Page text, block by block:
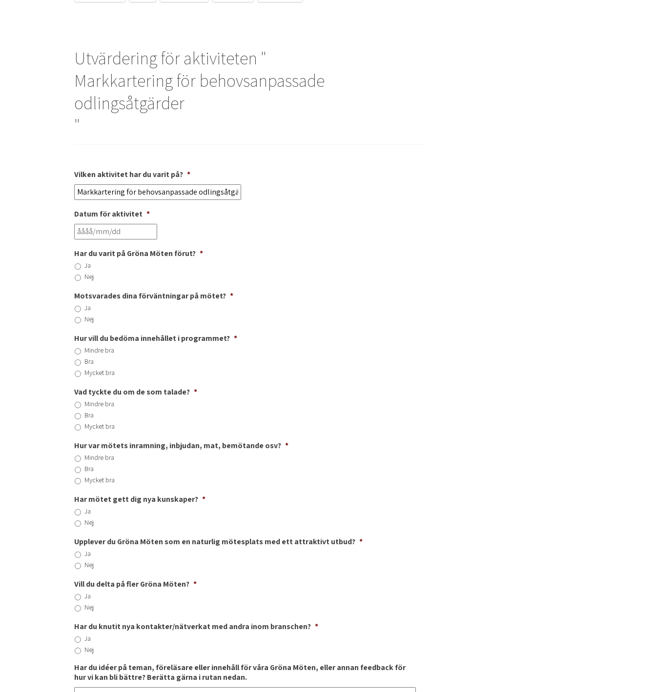
Utvärdering för aktiviteten "
Markkartering för behovsanpassade
odlingsåtgärder
"
Vilken aktivitet har du varit på? *
Datum för aktivitet *
Har du varit på Gröna Möten förut? *
Ja
Nej
Motsvarades dina förväntningar på mötet? *
Ja
Nej
Hur vill du bedöma innehållet i programmet? *
Mindre bra
Bra
Mycket bra
Vad tyckte du om de som talade? *
Mindre bra
Bra
Mycket bra
Hur var mötets inramning, inbjudan, mat, bemötande osv? *
Mindre bra
Bra
Mycket bra
Har mötet gett dig nya kunskaper? *
Ja
Nej
Upplever du Gröna Möten som en naturlig mötesplats med ett attraktivt utbud? *
Ja
Nej
Vill du delta på fler Gröna Möten? *
Ja
Nej
Har du knutit nya kontakter/nätverkat med andra inom branschen? *
Ja
Nej
Har du idéer på teman, föreläsare eller innehåll för våra Gröna Möten, eller annan feedback för
hur vi kan bli bättre? Berätta gärna i rutan nedan.